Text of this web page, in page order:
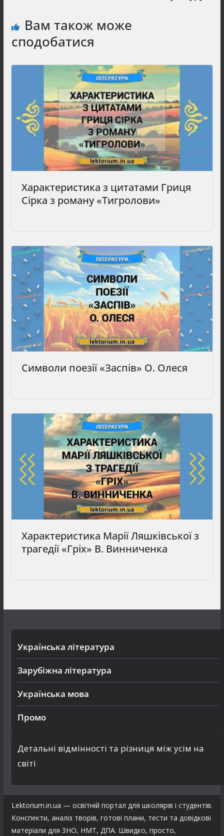
Вам також може
сподобатися
Характеристика з цитатами Гриця
Сірка з роману «Тигролови»
Символи поезії «Заспів» О. Олеся
Характеристика Марії Ляшківської з
трагедії «Гріх» В. Винниченка
Українська література
Зарубіжна література
Українська мова
Промо
Детальні відмінності та різниця між усім на
світі
Lektorium.in.ua — освітній портал для школярів і студентів.
Конспекти, аналіз творів, готові плани, тести та довідкові
матеріали для ЗНО, НМТ, ДПА. Швидко, просто,